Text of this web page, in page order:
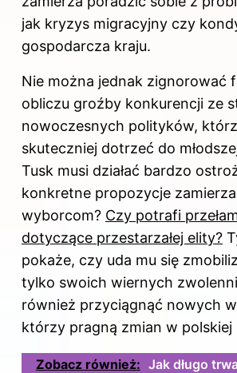
jak kryzys migracyjny czy
gospodarcza kraju.
Nie można jednak zignorować
obliczu groźby konkurencji ze
nowoczesnych polityków,
skuteczniej dotrzeć do
Tusk musi działać bardzo
konkretne propozycje
wyborcom? Czy potrafi
dotyczące przestarzałej elity?
pokaże, czy uda mu się
tylko swoich wiernych
również przyciągnąć nowych
którzy pragną zmian w polskiej
Zobacz również: Jak długo